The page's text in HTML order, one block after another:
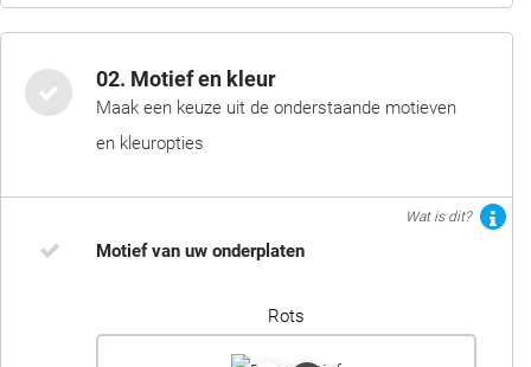
02. Motief en kleur
Maak een keuze uit de onderstaande motieven
en kleuropties
Wat is dit?
Motief van uw onderplaten
Rots